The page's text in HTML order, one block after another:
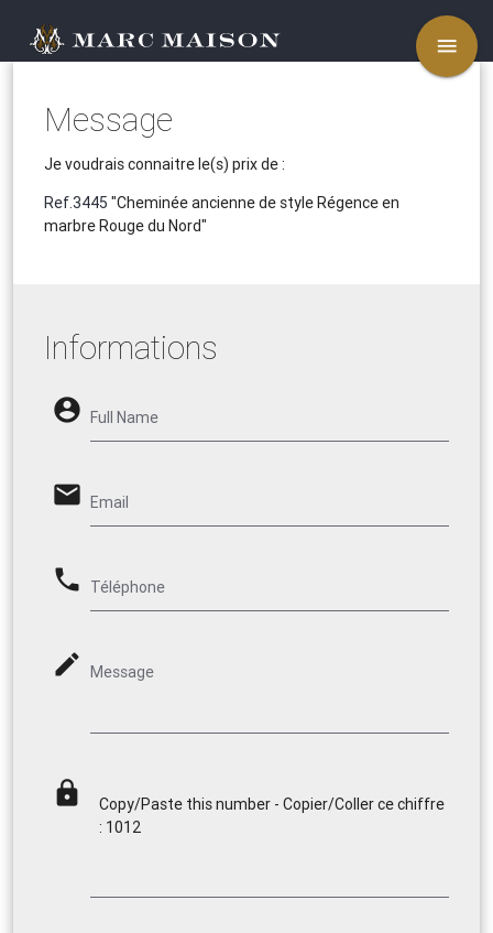
menu
Message
Je voudrais connaitre le(s) prix de :
Ref.3445 "Cheminée ancienne de style Régence en
marbre Rouge du Nord"
Informations
account_circle Full Name
email Email
phone Téléphone
mode_edit Message
lock
Copy/Paste this number - Copier/Coller ce chiffre
: 1012